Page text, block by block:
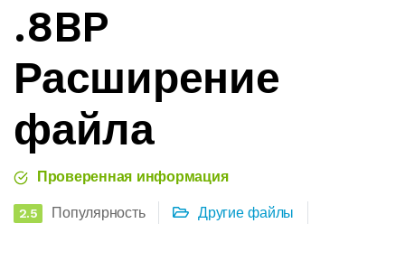
.8BP
Расширение
файла
Проверенная информация
2.5 Популярность Другие файлы